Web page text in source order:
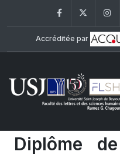
FacebookTwitter
Accréditée par
Diplôme